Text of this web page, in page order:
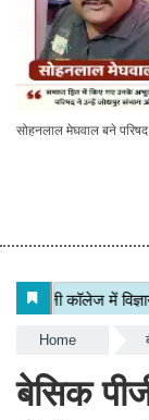
सोहनलाल मेघवाल बने परिषद
Home
बेसिक